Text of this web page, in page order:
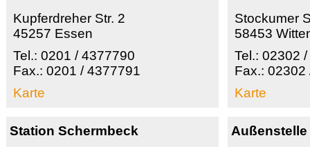
Kupferdreher Str. 2
45257 Essen
Tel.: 0201 / 4377790
Fax.: 0201 / 4377791
Karte
Stockumer
58453
Tel.: 02302
Fax.: 02302
Karte
Station Schermbeck